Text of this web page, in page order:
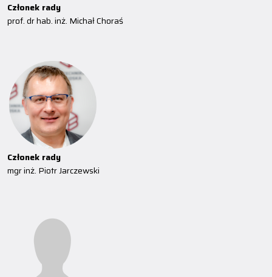
Członek rady
prof. dr hab. inż. Michał Choraś
Członek rady
mgr inż. Piotr Jarczewski